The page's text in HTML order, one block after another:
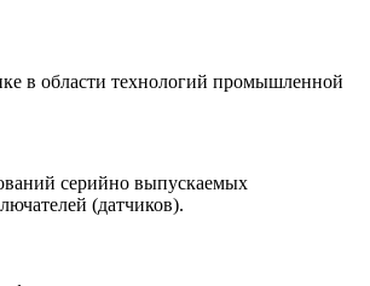
в области технологий промышленной
серийно выпускаемых
(датчиков).